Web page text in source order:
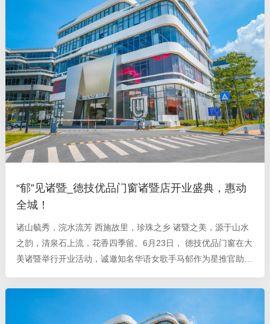
“郁”见诸暨_德技优品门窗诸暨店开业盛典，惠动
全城！
诸山毓秀，浣水流芳 西施故里，珍珠之乡 诸暨之美，源于山水
之韵，清泉石上流，花香四季留。6月23日， 德技优品门窗在大
美诸暨举行开业活动，诚邀知名华语女歌手马郁作为星推官助阵
一场别开生面、精彩纷呈